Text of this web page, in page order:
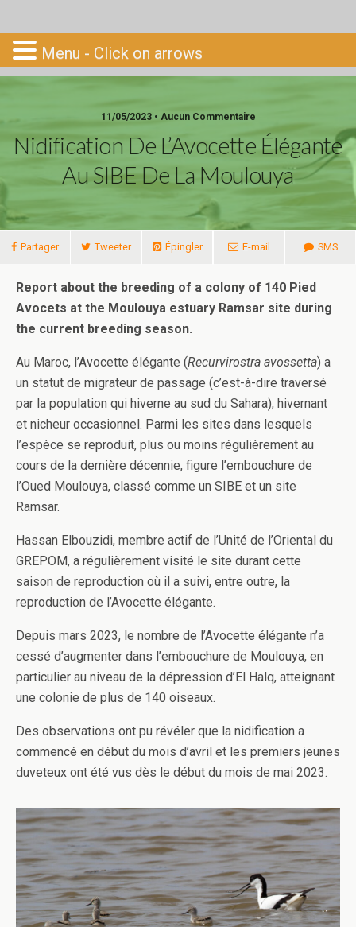
Go-South
11/05/2023 • Aucun Commentaire
Nidification De L’Avocette Élégante
Au SIBE De La Moulouya
Partager Tweeter Épingler E-mail SMS
Report about the breeding of a colony of 140 Pied
Avocets at the Moulouya estuary Ramsar site during
the current breeding season.
Au Maroc, l’Avocette élégante (Recurvirostra avossetta) a
un statut de migrateur de passage (c’est-à-dire traversé
par la population qui hiverne au sud du Sahara), hivernant
et nicheur occasionnel. Parmi les sites dans lesquels
l’espèce se reproduit, plus ou moins régulièrement au
cours de la dernière décennie, figure l’embouchure de
l’Oued Moulouya, classé comme un SIBE et un site
Ramsar.
Hassan Elbouzidi, membre actif de l’Unité de l’Oriental du
GREPOM, a régulièrement visité le site durant cette
saison de reproduction où il a suivi, entre outre, la
reproduction de l’Avocette élégante.
Depuis mars 2023, le nombre de l’Avocette élégante n’a
cessé d’augmenter dans l’embouchure de Moulouya, en
particulier au niveau de la dépression d’El Halq, atteignant
une colonie de plus de 140 oiseaux.
Des observations ont pu révéler que la nidification a
commencé en début du mois d’avril et les premiers jeunes
duveteux ont été vus dès le début du mois de mai 2023.
Menu - Click on arrows